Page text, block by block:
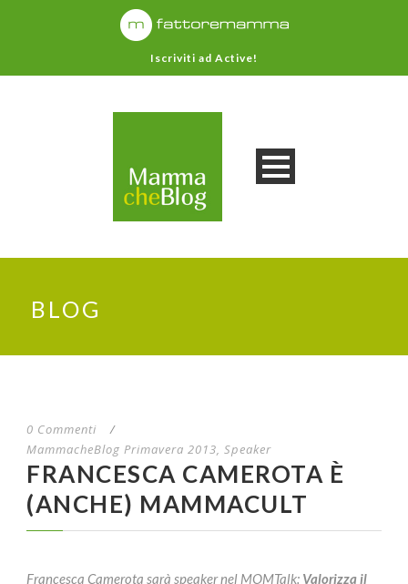
Iscriviti ad Active!
BLOG
0 Commenti
/
MammacheBlog Primavera 2013, Speaker
FRANCESCA CAMEROTA È
(ANCHE) MAMMACULT
Francesca Camerota sarà speaker nel MOMTalk: Valorizza il